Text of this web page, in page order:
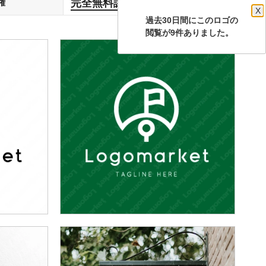
過去30日間にこのロゴの
X
閲覧が9件ありました。